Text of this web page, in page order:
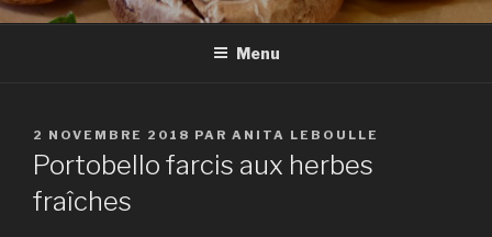
Menu
PUBLIÉ
LE
2 NOVEMBRE 2018 PAR ANITA LEBOULLE
Portobello farcis aux herbes
fraîches